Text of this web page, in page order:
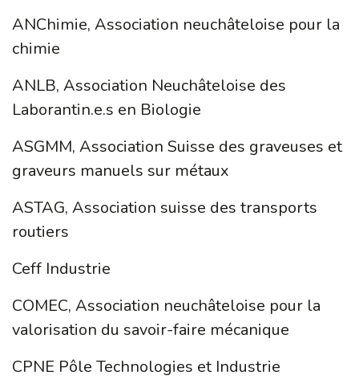
ANChimie, Association neuchâteloise pour la
chimie
ANLB, Association Neuchâteloise des
Laborantin.e.s en Biologie
ASGMM, Association Suisse des graveuses et
graveurs manuels sur métaux
ASTAG, Association suisse des transports
routiers
Ceff Industrie
COMEC, Association neuchâteloise pour la
valorisation du savoir-faire mécanique
CPNE Pôle Technologies et Industrie